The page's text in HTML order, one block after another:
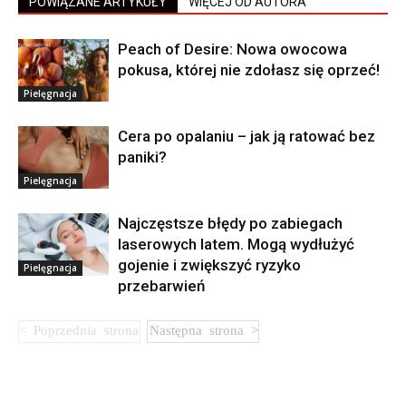
Pielęgnacja
Peach of Desire: Nowa owocowa
pokusa, której nie zdołasz się oprzeć!
Pielęgnacja
Cera po opalaniu – jak ją ratować bez
paniki?
Pielęgnacja
Najczęstsze błędy po zabiegach
laserowych latem. Mogą wydłużyć
gojenie i zwiększyć ryzyko
przebarwień